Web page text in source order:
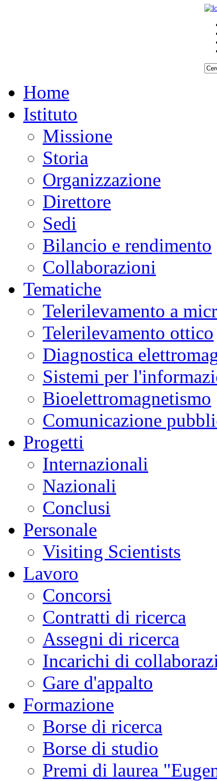
Home
Istituto
Missione
Storia
Organizzazione
Direttore
Sedi
Bilancio e rendimento
Collaborazioni
Tematiche
Telerilevamento a
Telerilevamento ottico
Diagnostica
Sistemi per
Bioelettromagnetismo
Comunicazione
Progetti
Internazionali
Nazionali
Conclusi
Personale
Visiting Scientists
Lavoro
Concorsi
Contratti di ricerca
Assegni di ricerca
Incarichi di
Gare d'appalto
Formazione
Borse di ricerca
Borse di studio
Premi di laurea